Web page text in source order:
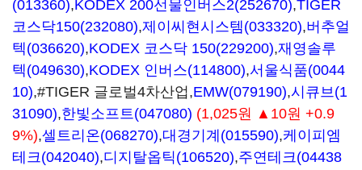
(013360),KODEX 200선물인버스2(252670),TIGER
코스닥150(232080),제이씨현시스템(033320),버추얼
텍(036620),KODEX 코스닥 150(229200),재영솔루
텍(049630),KODEX 인버스(114800),서울식품(0044
10),#TIGER 글로벌4차산업,EMW(079190),시큐브(1
31090),한빛소프트(047080) (1,025원 ▲10원 +0.9
9%),셀트리온(068270),대경기계(015590),케이피엠
테크(042040),디지탈옵틱(106520),주연테크(04438